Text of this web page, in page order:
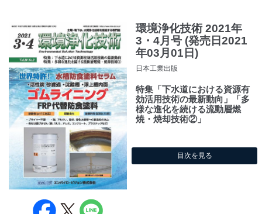
環境浄化技術 2021年
3・4月号 (発売日2021
年03月01日)
日本工業出版
特集「下水道における資源有
効活用技術の最新動向」「多
様な進化を続ける流動層燃
焼・焼却技術②」
目次を見る